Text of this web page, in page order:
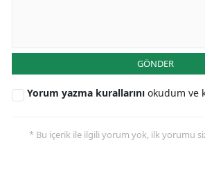
GÖNDER
Yorum yazma kurallarını okudum ve
* Bu içerik ile ilgili yorum yok, ilk yorumu